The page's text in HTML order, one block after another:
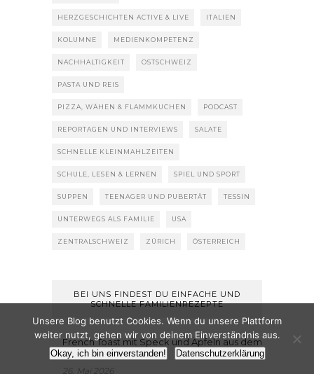
HERZGESCHICHTEN ACTIVE & LIVE ITALIEN
KOLUMNE MEDIENKOMPETENZ
NACHHALTIGKEIT OSTSCHWEIZ
PASTA UND REIS
PIZZA, WÄHEN & FLAMMKUCHEN PODCAST
REPORTAGEN UND INTERVIEWS SALATE
SCHNELLE KLEINMAHLZEITEN
SCHULE, LESEN & LERNEN SPIEL UND SPORT
SUPPEN TEENAGER UND PUBERTÄT TESSIN
UNTERWEGS ALS FAMILIE USA
ZENTRALSCHWEIZ ZÜRICH ÖSTERREICH
BEI UNS FINDEST DU EINFACHE UND
SCHNELLE FAMILIENREZEPTE
French Toast mit Speck und Äpfeln aus dem
Backofen
26. Mai 2026
Unsere Blog benutzt Cookies. Wenn du unsere Plattform
weiter nutzt, gehen wir von deinem Einverständnis aus.
Okay, ich bin einverstanden! Datenschutzerklärung